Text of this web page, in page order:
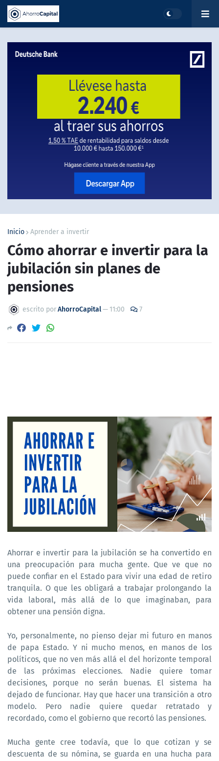
Inicio Aprender a invertir
Cómo ahorrar e invertir para la
jubilación sin planes de
pensiones
escrito porAhorroCapital— 11:00 7
Ahorrar e invertir para la jubilación se ha convertido en
una preocupación para mucha gente. Que ve que no
puede confiar en el Estado para vivir una edad de retiro
tranquila. O que les obligará a trabajar prolongando la
vida laboral, más allá de lo que imaginaban, para
obtener una pensión digna.
Yo, personalmente, no pienso dejar mi futuro en manos
de papa Estado. Y ni mucho menos, en manos de los
políticos, que no ven más allá el del horizonte temporal
de las próximas elecciones. Nadie quiere tomar
decisiones, porque no serán buenas. El sistema ha
dejado de funcionar. Hay que hacer una transición a otro
modelo. Pero nadie quiere quedar retratado y
recordado, como el gobierno que recortó las pensiones.
Mucha gente cree todavía, que lo que cotizan y se
descuenta de su nómina, se guarda en una hucha para